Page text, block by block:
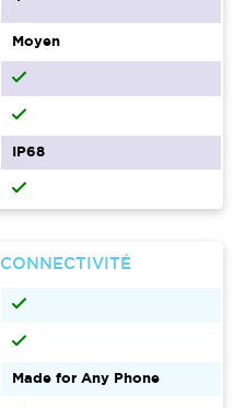
Moyen
IP68
CONNECTIVITÉ
Made for Any Phone